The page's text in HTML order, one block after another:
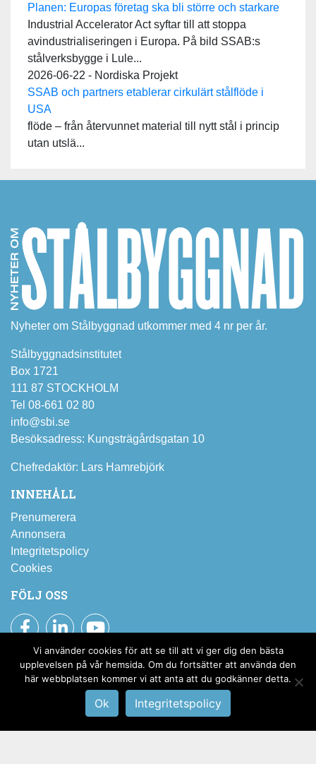
Planen: Europas företag ska bli större och starkare
Industrial Accelerator Act syftar till att stoppa
avindustrialiseringen i Europa. På bild SSAB:s
stålverksbygge i Lule...
2026-06-22 - Nordiska Projekt
SSAB och partners etablerar cirkulärt stålflöde i
USA
flöde – från återvunnet material till nytt stål i princip
utan utslä...
Nyheter om Stålbyggnad utkommer med 4 nr per år.
Stålbyggnadsinstitutet
Box 1721
111 87 STOCKHOLM
Tel 08-661 02 80
info@sbi.se
Besöksadress: Kungsträgårdsgatan 10
Chefredaktör: Lars Hamrebjörk
INNEHÅLL
Prenumerera
Annonsera
Integritetspolicy
Cookies
FÖLJ OSS
Facebook
LinkedInYouTube
Prenumerera på SBI:s nyhetsbrev
Till pressrummet
Vi använder cookies för att se till att vi ger dig den bästa
upplevelsen på vår hemsida. Om du fortsätter att använda den
här webbplatsen kommer vi att anta att du godkänner detta.
Ok Integritetspolicy